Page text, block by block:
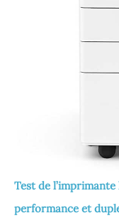
Test de l’imprimante
performance et